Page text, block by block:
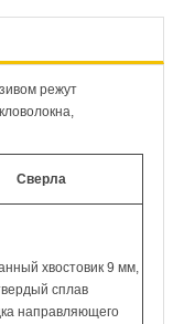
режут
Сверла
хвостовик 9 мм,
сплав
направляющего